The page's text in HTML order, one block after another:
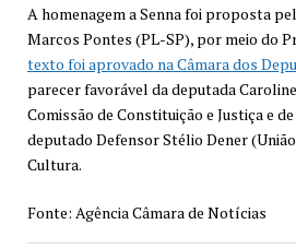
A homenagem a Senna foi proposta
Marcos Pontes (PL-SP), por meio do
texto foi aprovado na Câmara dos
parecer favorável da deputada
Comissão de Constituição e Justiça e de
deputado Defensor Stélio Dener
Cultura.
Fonte: Agência Câmara de Notícias